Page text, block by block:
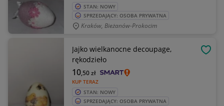
STAN: NOWY
SPRZEDAJĄCY: OSOBA PRYWATNA
Kraków, Bieżanów-Prokocim
Jajko wielkanocne decoupage,
rękodzieło
KUP TERAZ
10,50zł
STAN: NOWY
SPRZEDAJĄCY: OSOBA PRYWATNA